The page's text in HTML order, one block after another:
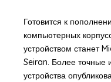
Готовится к
компьютерных
устройством станет
Seiran. Более точные
устройства